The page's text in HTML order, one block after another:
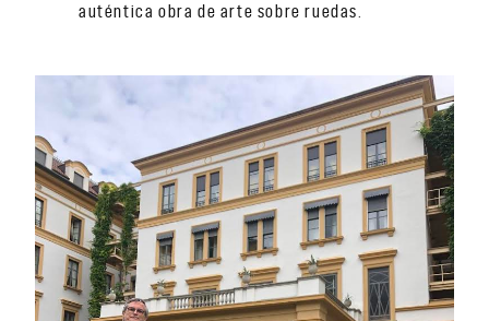
auténtica obra de arte sobre ruedas.